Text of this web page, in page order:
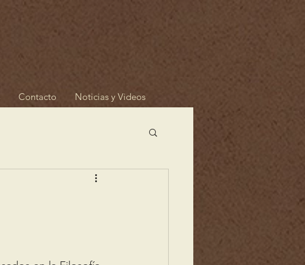
Contacto Noticias y Videos